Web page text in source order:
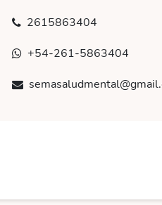
2615863404
+54-261-5863404